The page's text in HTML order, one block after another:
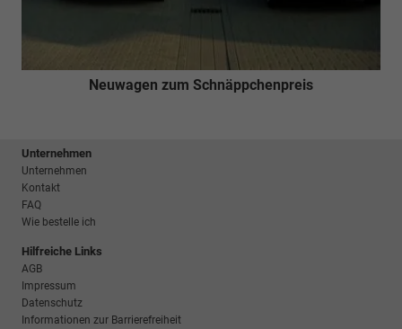
Neuwagen zum Schnäppchenpreis
Unternehmen
Unternehmen
Kontakt
FAQ
Wie bestelle ich
Hilfreiche Links
AGB
Impressum
Datenschutz
Informationen zur Barrierefreiheit